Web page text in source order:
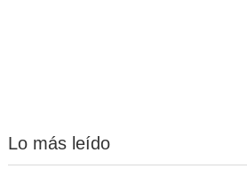
Lo más leído